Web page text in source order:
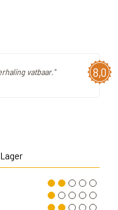
8,0
vatbaar."
Lager